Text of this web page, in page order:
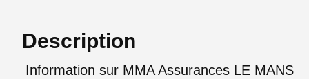
Description
Information sur MMA Assurances LE MANS